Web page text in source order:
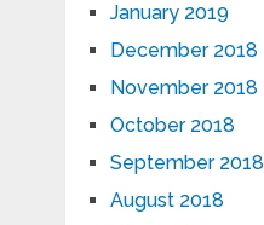
January 2019
December 2018
November 2018
October 2018
September 2018
August 2018